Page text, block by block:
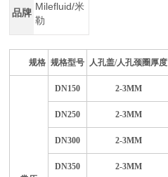
品牌
Milefluid/米
勒
规格 规格型号 人孔盖/人孔颈圈厚度
DN150 2-3MM
DN250 2-3MM
DN300 2-3MM
DN350 2-3MM